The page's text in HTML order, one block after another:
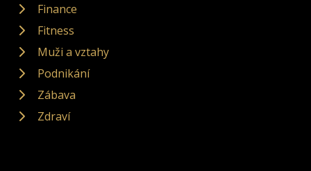
Finance
Fitness
Muži a vztahy
Podnikání
Zábava
Zdraví